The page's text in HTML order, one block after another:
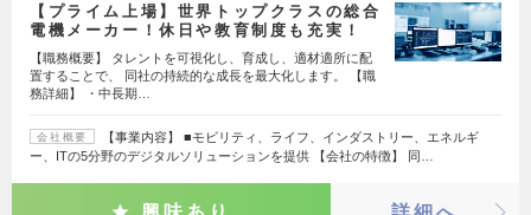
【プライム上場】世界トップクラスの総合
電機メーカー！休日や教育制度も充実！
【職務概要】 タレントを可視化し、育成し、適材適所に配
置することで、 同社の持続的な成長を最大化します。 【職
務詳細】 ・中長期…
会社概要
【事業内容】 ■モビリティ、ライフ、インダストリー、エネルギ
ー、ITの5分野のデジタルソリューションを提供 【会社の特徴】 同…